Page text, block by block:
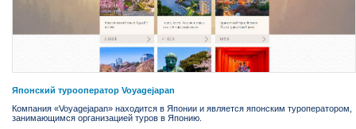
Японский турооператор Voyagejapan
Компания «Voyagejapan» находится в Японии и является японским туроператором,
занимающимся организацией туров в Японию.